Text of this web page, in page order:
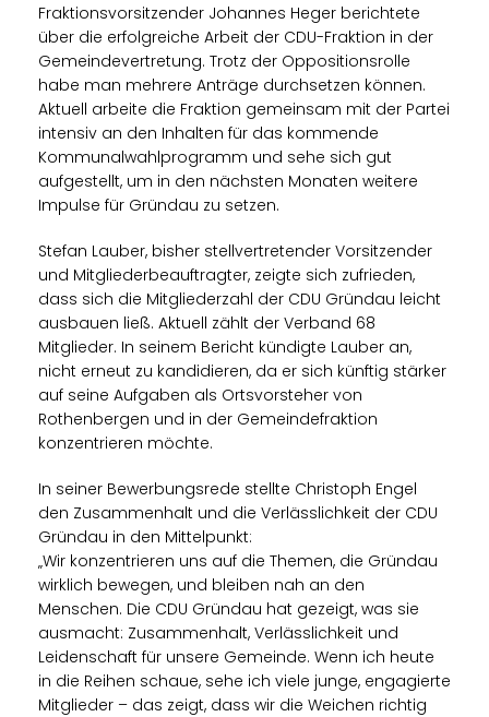
Fraktionsvorsitzender Johannes Heger berichtete
über die erfolgreiche Arbeit der CDU-Fraktion in der
Gemeindevertretung. Trotz der Oppositionsrolle
habe man mehrere Anträge durchsetzen können.
Aktuell arbeite die Fraktion gemeinsam mit der Partei
intensiv an den Inhalten für das kommende
Kommunalwahlprogramm und sehe sich gut
aufgestellt, um in den nächsten Monaten weitere
Impulse für Gründau zu setzen.
Stefan Lauber, bisher stellvertretender Vorsitzender
und Mitgliederbeauftragter, zeigte sich zufrieden,
dass sich die Mitgliederzahl der CDU Gründau leicht
ausbauen ließ. Aktuell zählt der Verband 68
Mitglieder. In seinem Bericht kündigte Lauber an,
nicht erneut zu kandidieren, da er sich künftig stärker
auf seine Aufgaben als Ortsvorsteher von
Rothenbergen und in der Gemeindefraktion
konzentrieren möchte.
In seiner Bewerbungsrede stellte Christoph Engel
den Zusammenhalt und die Verlässlichkeit der CDU
Gründau in den Mittelpunkt:
Wir konzentrieren uns auf die Themen, die Gründau
wirklich bewegen, und bleiben nah an den
Menschen. Die CDU Gründau hat gezeigt, was sie
ausmacht: Zusammenhalt, Verlässlichkeit und
Leidenschaft für unsere Gemeinde. Wenn ich heute
in die Reihen schaue, sehe ich viele junge, engagierte
Mitglieder – das zeigt, dass wir die Weichen richtig